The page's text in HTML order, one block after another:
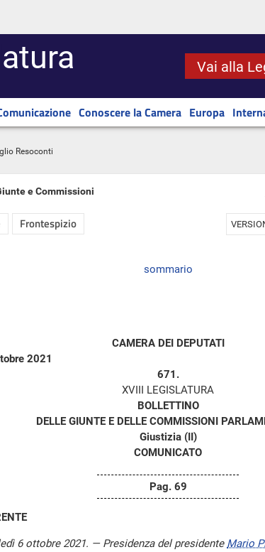
Vai alla
Conoscere la Camera Europa
Resoconti
e Commissioni
Frontespizio
sommario
CAMERA DEI DEPUTATI
2021
671.
XVIII LEGISLATURA
BOLLETTINO
DELLE GIUNTE E DELLE COMMISSIONI
Giustizia (II)
COMUNICATO
Pag. 69
6 ottobre 2021. — Presidenza del presidente Mario